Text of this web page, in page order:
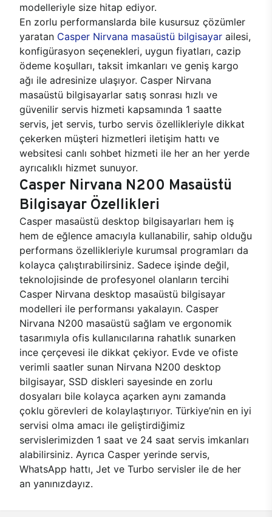
modelleriyle size hitap ediyor.
En zorlu performanslarda bile kusursuz çözümler
yaratan Casper Nirvana masaüstü bilgisayar ailesi,
konfigürasyon seçenekleri, uygun fiyatları, cazip
ödeme koşulları, taksit imkanları ve geniş kargo
ağı ile adresinize ulaşıyor. Casper Nirvana
masaüstü bilgisayarlar satış sonrası hızlı ve
güvenilir servis hizmeti kapsamında 1 saatte
servis, jet servis, turbo servis özellikleriyle dikkat
çekerken müşteri hizmetleri iletişim hattı ve
websitesi canlı sohbet hizmeti ile her an her yerde
ayrıcalıklı hizmet sunuyor.
Casper Nirvana N200 Masaüstü
Bilgisayar Özellikleri
Casper masaüstü desktop bilgisayarları hem iş
hem de eğlence amacıyla kullanabilir, sahip olduğu
performans özellikleriyle kurumsal programları da
kolayca çalıştırabilirsiniz. Sadece işinde değil,
teknolojisinde de profesyonel olanların tercihi
Casper Nirvana desktop masaüstü bilgisayar
modelleri ile performansı yakalayın. Casper
Nirvana N200 masaüstü sağlam ve ergonomik
tasarımıyla ofis kullanıcılarına rahatlık sunarken
ince çerçevesi ile dikkat çekiyor. Evde ve ofiste
verimli saatler sunan Nirvana N200 desktop
bilgisayar, SSD diskleri sayesinde en zorlu
dosyaları bile kolayca açarken aynı zamanda
çoklu görevleri de kolaylaştırıyor. Türkiye’nin en iyi
servisi olma amacı ile geliştirdiğimiz
servislerimizden 1 saat ve 24 saat servis imkanları
alabilirsiniz. Ayrıca Casper yerinde servis,
WhatsApp hattı, Jet ve Turbo servisler ile de her
an yanınızdayız.